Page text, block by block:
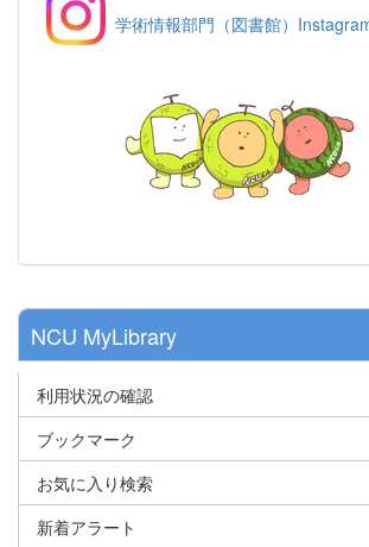
学術情報部門（図書館）
NCU MyLibrary
利用状況の確認
ブックマーク
お気に入り検索
新着アラート